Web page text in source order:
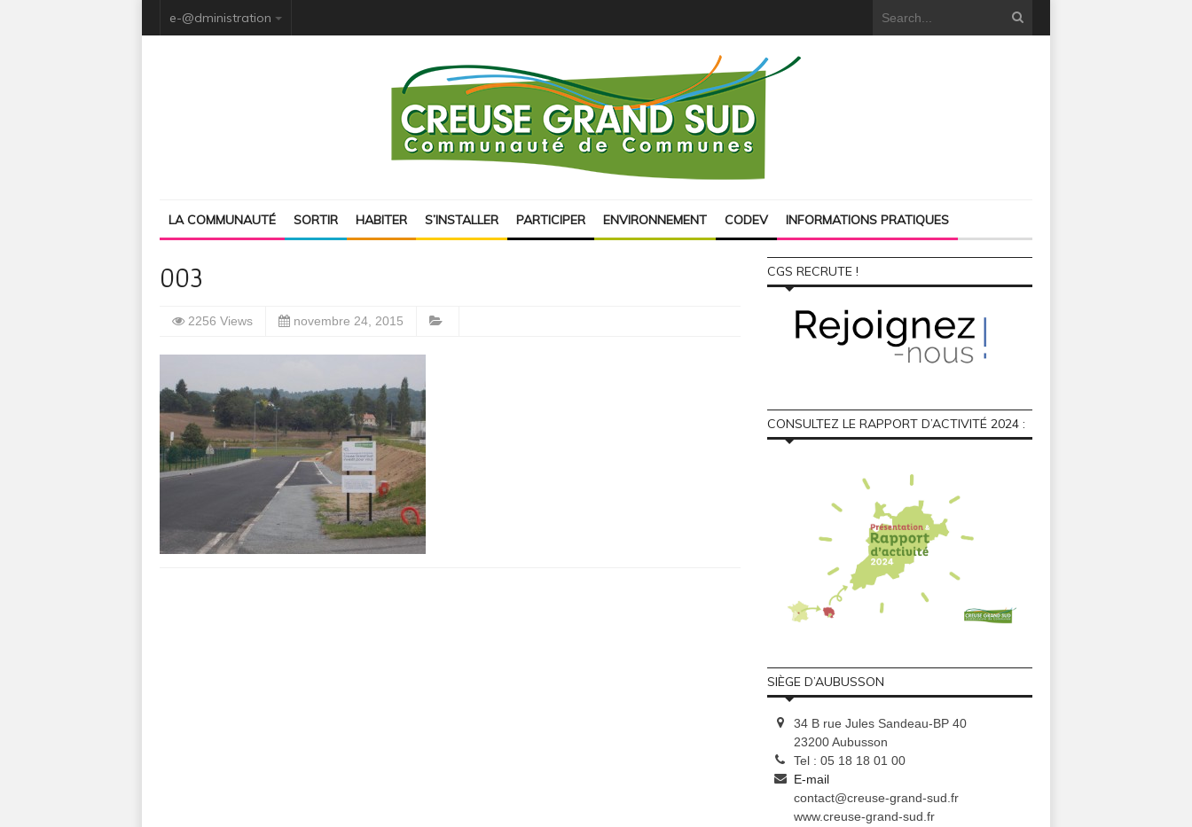
e-@dministration
LA COMMUNAUTÉ SORTIR HABITER S’INSTALLER PARTICIPER ENVIRONNEMENT CODEV INFORMATIONS PRATIQUES
003
2256 Views novembre 24, 2015
CGS RECRUTE !
CONSULTEZ LE RAPPORT D’ACTIVITÉ 2024 :
SIÈGE D’AUBUSSON
34 B rue Jules Sandeau-BP 40
23200 Aubusson
Tel : 05 18 18 01 00
E-mail
contact@creuse-grand-sud.fr
www.creuse-grand-sud.fr